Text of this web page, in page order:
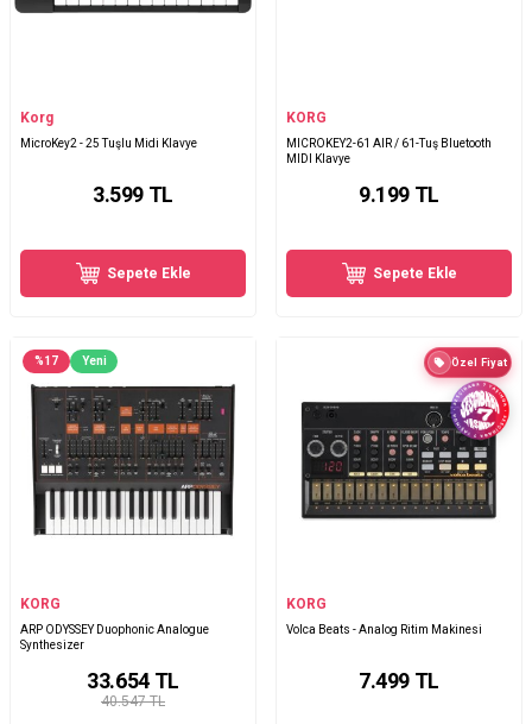
Korg
MicroKey2 - 25 Tuşlu Midi Klavye
3.599 TL
Sepete Ekle
KORG
MICROKEY2-61 AIR / 61-Tuş Bluetooth
MIDI Klavye
9.199 TL
Sepete Ekle
%17 Yeni
KORG
ARP ODYSSEY Duophonic Analogue
Synthesizer
40.547 TL
33.654TL
Özel Fiyat
KORG
Volca Beats - Analog Ritim Makinesi
7.499 TL